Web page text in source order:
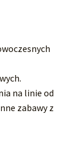
na linie od
zabawy z